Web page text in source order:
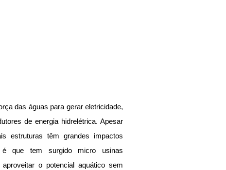
das águas para gerar eletricidade,
de energia hidrelétrica. Apesar
estruturas têm grandes impactos
é que tem surgido micro usinas
o potencial aquático sem